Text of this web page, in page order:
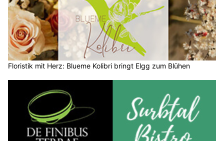
Floristik mit Herz: Blueme Kolibri bringt Elgg zum Blühen